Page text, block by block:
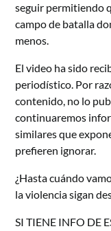
seguir permitiendo
campo de batalla
menos.
El video ha sido
periodístico. Por
contenido, no lo
continuaremos
similares que
prefieren ignorar.
¿Hasta cuándo
la violencia sigan
SI TIENE INFO DE